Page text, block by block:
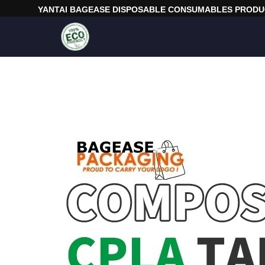
YANTAI BAGEASE DISPOSABLE CONSUMABLES